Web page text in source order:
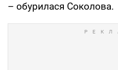
– обурилася Соколова.